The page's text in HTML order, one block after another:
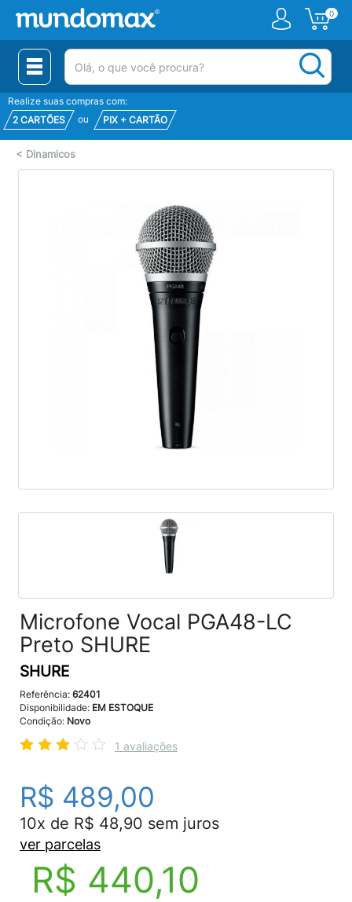
0
(pesquisar)
Realize suas compras com:
2 CARTÕES
ou PIX + CARTÃO
< Dinamicos
Microfone Vocal PGA48-LC
Preto SHURE
SHURE
Referência: 62401
Disponibilidade: EM ESTOQUE
Condição: Novo
1 avaliações
R$ 489,00
10x de R$ 48,90 sem juros
ver parcelas
R$ 440,10